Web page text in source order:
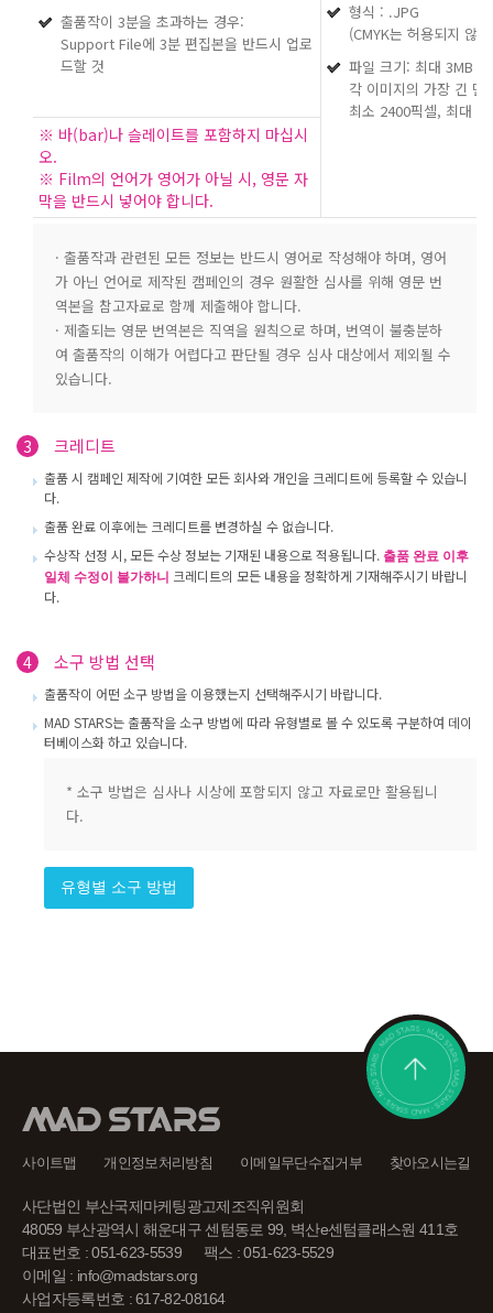
출품작이 3분을 초과하는 경우:
Support File에 3분 편집본을 반드시 업로
드할 것
형식 : .JPG
(CMYK는 허용되지 않
파일 크기: 최대 3MB
각 이미지의 가장 긴 면
최소 2400픽셀, 최대
※ 바(bar)나 슬레이트를 포함하지 마십시
오.
※ Film의 언어가 영어가 아닐 시, 영문 자
막을 반드시 넣어야 합니다.
· 출품작과 관련된 모든 정보는 반드시 영어로 작성해야 하며, 영어
가 아닌 언어로 제작된 캠페인의 경우 원활한 심사를 위해 영문 번
역본을 참고자료로 함께 제출해야 합니다.
· 제출되는 영문 번역본은 직역을 원칙으로 하며, 번역이 불충분하
여 출품작의 이해가 어렵다고 판단될 경우 심사 대상에서 제외될 수
있습니다.
3 크레디트
출품 시 캠페인 제작에 기여한 모든 회사와 개인을 크레디트에 등록할 수 있습니
다.
출품 완료 이후에는 크레디트를 변경하실 수 없습니다.
수상작 선정 시, 모든 수상 정보는 기재된 내용으로 적용됩니다. 출품 완료 이후
일체 수정이 불가하니 크레디트의 모든 내용을 정확하게 기재해주시기 바랍니
다.
4 소구 방법 선택
출품작이 어떤 소구 방법을 이용했는지 선택해주시기 바랍니다.
MAD STARS는 출품작을 소구 방법에 따라 유형별로 볼 수 있도록 구분하여 데이
터베이스화 하고 있습니다.
* 소구 방법은 심사나 시상에 포함되지 않고 자료로만 활용됩니
다.
유형별 소구 방법
사이트맵 개인정보처리방침 이메일무단수집거부 찾아오시는길
사단법인 부산국제마케팅광고제조직위원회
48059 부산광역시 해운대구 센텀동로 99, 벽산e센텀클래스원 411호
대표번호 : 051-623-5539
팩스 : 051-623-5529
이메일 : info@madstars.org
사업자등록번호 : 617-82-08164